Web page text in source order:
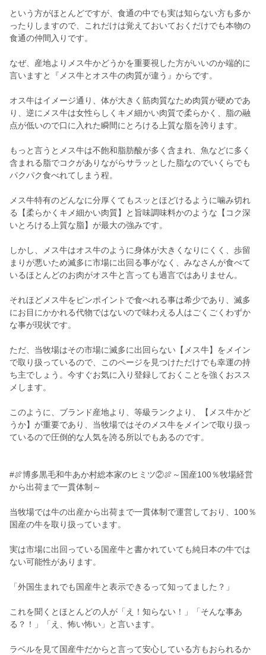
という方がほとんどですが、食通の中でも実は知らない方も多か
ったりしますので、これだけは覚えておいておくだけでも本物の
食通の仲間入りです。
なぜ、産地よりメス牛かどうかを重要視した方がいいのか端的に
言いますと『メス牛とオス牛の肉質が違う』からです。
オス牛はイメージ通り、体が大きく筋肉質なため肉質が硬めであ
り、逆にメス牛は女性らしくキメ細かい肉質で柔らかく、脂の融
点が低いので口に入れた瞬間にとろける上質な脂を誇ります。
もっと言うとメス牛は不飽和脂肪酸が多く含まれ、魚などに多く
含まれる脂でコクがありながらサラッとした脂なのでいくらでも
パクパク食べれてしまう程。
メス牛特有のどんなに分厚くてもスッとほどけるように噛み切れ
る【柔らかくキメ細かい肉質】と旨味調味料かのような【コク深
いとろける上質な脂】が最大の強みです。
しかし、メス牛はオス牛のように身体が大きくなりにくく、歩留
まりが悪いため滅多に市場に出回る事がなく、みなさんが食べて
いるほとんどのお肉がオス牛と言っても過言ではありません。
それほどメス牛をピンポイントで食べれる事は希少であり、滅多
にお目にかかれる代物ではないので味わえる人はごくごくわずか
な事が現状です。
ただ、当牧場はその市場に滅多に出回らない【メス牛】をメイン
で取り扱っているので、このページを見つけただけでも幸運の持
ち主でしょう。今すぐお気に入り登録しておくことを強くおスス
メします。
このように、ブランド産地より、等級ランクより、【メス牛かど
うか】が重要であり、当牧場ではそのメス牛をメインで取り扱っ
ているので圧倒的な人気を誇る所以でもあるのです。
#🍖博多黒毛和牛あか村総本家のヒミツ②🍖～国産100％牧場経営
から出荷まで一貫体制～
当牧場では牛の出産から出荷まで一貫体制で運営しており、100％
国産の牛を取り扱っています。
実は市場に出回っている国産牛と書かれていても純日本の牛では
ない可能性があります。
「外国生まれでも国産牛と表示できるって知ってました？」
これを聞くとほとんどの人が「え！知らない！」「そんな事あ
る？！」「え、怖い怖い」と言います。
ラベルを見て国産牛だからと言って安心している方もおられるか